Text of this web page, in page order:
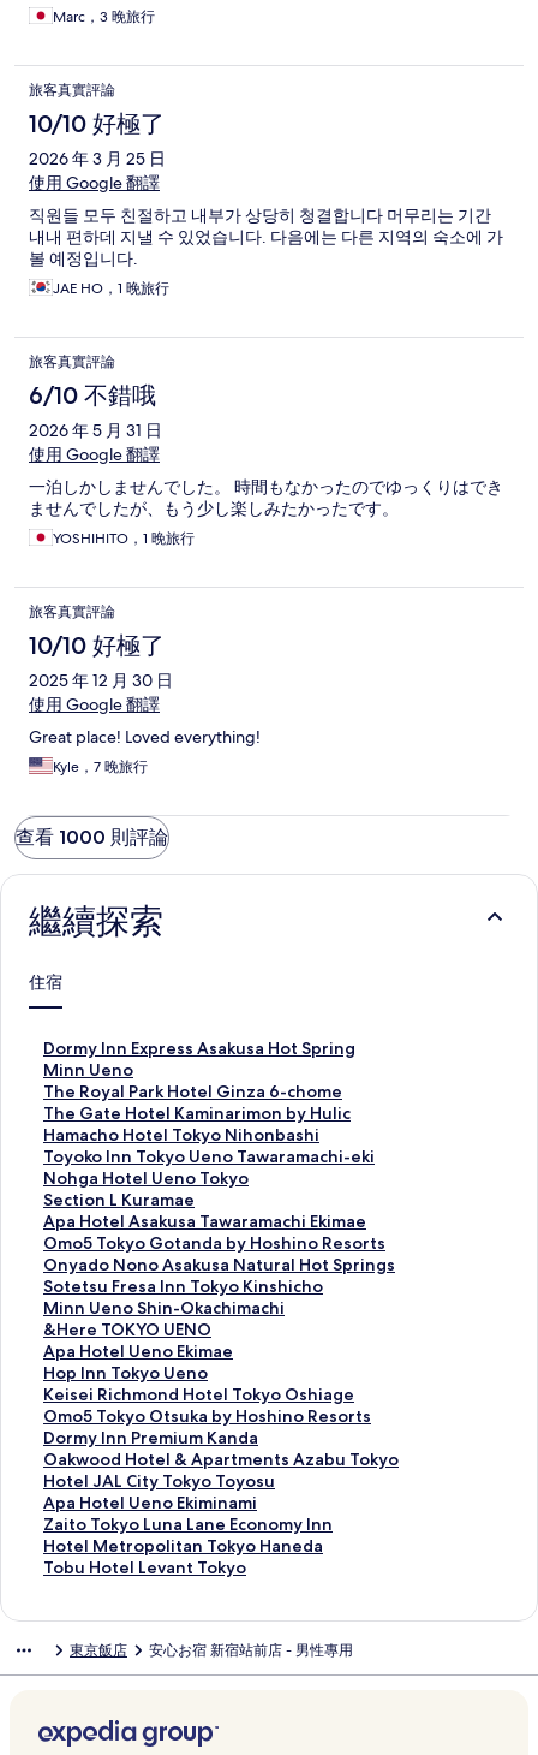
Marc，3 晚旅行
旅客真實評論
10/10 好極了
2026 年 3 月 25 日
使用 Google 翻譯
직원들 모두 친절하고 내부가 상당히 청결합니다 머무리는 기간
내내 편하데 지낼 수 있었습니다. 다음에는 다른 지역의 숙소에 가
볼 예정입니다.
JAE HO，1 晚旅行
旅客真實評論
6/10 不錯哦
2026 年 5 月 31 日
使用 Google 翻譯
一泊しかしませんでした。 時間もなかったのでゆっくりはでき
ませんでしたが、もう少し楽しみたかったです。
YOSHIHITO，1 晚旅行
旅客真實評論
10/10 好極了
2025 年 12 月 30 日
使用 Google 翻譯
Great place! Loved everything!
Kyle，7 晚旅行
查看 1000 則評論
繼續探索
住宿
Dormy Inn Express Asakusa Hot Spring
D
o
r
m
y
I
n
n
E
x
p
r
e
s
s
A
s
a
k
u
s
a
H
o
t
n
連
Minn Ueno
M
i
n
n
U
e
n
o
的
連
結
The Royal Park Hotel Ginza 6-chome
T
h
e
R
o
y
a
l
P
a
r
k
H
o
t
e
l
G
i
n
z
a
6
m
連
The Gate Hotel Kaminarimon by Hulic
T
h
e
G
a
t
e
H
o
t
e
l
K
a
m
i
n
a
r
i
m
o
u
c
Hamacho Hotel Tokyo Nihonbashi
H
a
m
a
c
h
o
H
o
t
e
l
T
o
k
y
o
N
i
h
o
h
連
Toyoko Inn Tokyo Ueno Tawaramachi-eki
T
o
y
o
k
o
I
n
n
T
o
k
y
o
U
e
n
o
T
a
m
h
Nohga Hotel Ueno Tokyo
N
o
h
g
a
H
o
t
e
l
U
e
n
o
T
o
k
y
o
Section L Kuramae
S
e
c
t
i
o
n
L
K
u
r
a
m
a
e
的
連
結
Apa Hotel Asakusa Tawaramachi Ekimae
A
p
a
H
o
t
e
l
A
s
a
k
u
s
a
T
a
m
h
Omo5 Tokyo Gotanda by Hoshino Resorts
O
m
o
5
T
o
k
y
o
G
o
t
a
n
d
a
s
n
Onyado Nono Asakusa Natural Hot Springs
O
n
y
a
d
o
N
o
n
o
A
s
a
k
u
t
a
Sotetsu Fresa Inn Tokyo Kinshicho
S
o
t
e
t
s
u
F
r
e
s
a
I
n
y
i
Minn Ueno Shin-Okachimachi
M
i
n
n
U
e
n
o
S
h
i
n
-
h
a
&Here TOKYO UENO
&
H
e
r
e
T
O
K
Y
O
U
E
連
結
Apa Hotel Ueno Ekimae
A
p
a
H
o
t
e
l
U
e
n
m
的
Hop Inn Tokyo Ueno
H
o
p
I
n
n
T
o
k
y
o
結
Keisei Richmond Hotel Tokyo Oshiage
K
e
i
s
e
i
R
i
c
d
t
Omo5 Tokyo Otsuka by Hoshino Resorts
O
m
o
5
T
o
k
y
u
b
Dormy Inn Premium Kanda
D
o
r
m
y
I
n
m
m
Oakwood Hotel & Apartments Azabu Tokyo
O
a
k
w
o
o
e
A
Hotel JAL City Tokyo Toyosu
H
o
t
e
l
i
T
Apa Hotel Ueno Ekiminami
A
p
a
H
U
o
Zaito Tokyo Luna Lane Economy Inn
Z
a
i
k
L
Hotel Metropolitan Tokyo Haneda
H
o
M
e
o
Tobu Hotel Levant Tokyo
T
o
l
東京飯店 安心お宿 新宿站前店 - 男性專用